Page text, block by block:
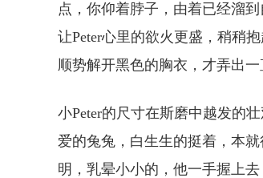
点，你仰着脖子，由着已经溜
让Peter心里的欲火更盛，稍稍
顺势解开黑色的胸衣，才弄出
小Peter的尺寸在斯磨中越发的
爱的兔兔，白生生的挺着，本
明，乳晕小小的，他一手握上